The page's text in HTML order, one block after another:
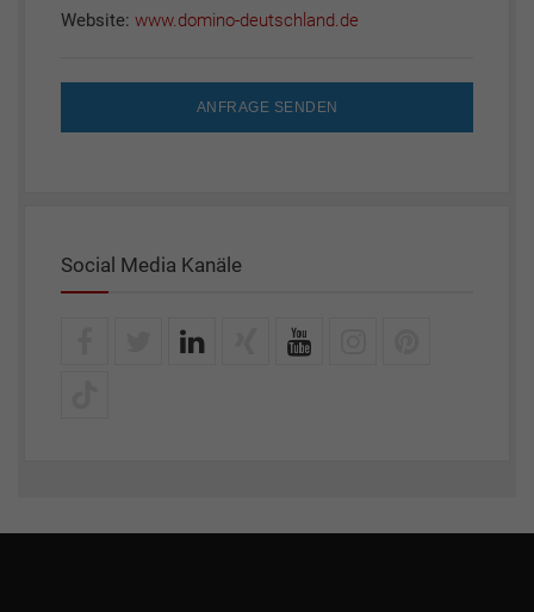
Website: www.domino-deutschland.de
ANFRAGE SENDEN
Social Media Kanäle